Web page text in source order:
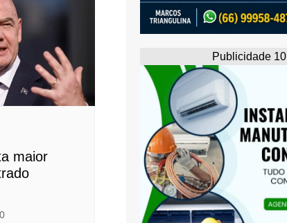
maior
0
Publicidade 10